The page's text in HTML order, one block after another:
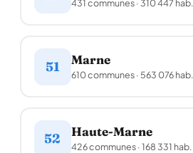
431 communes · 310 447 hab.
51 Marne
610 communes · 563 076 hab.
52 Haute-Marne
426 communes · 168 331 hab.